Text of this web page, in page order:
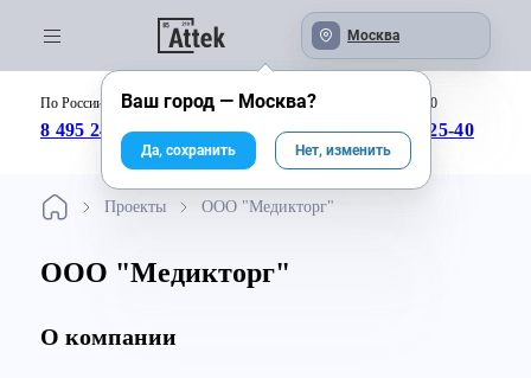
Москва
По России бесплатно:
8 495 246-04-43
с 09:00 до 18:00
8 800 333-25-40
Проекты ООО "Медикторг"
ООО "Медикторг"
О компании
Ваш город — Москва?
Да, сохранить Нет, изменить